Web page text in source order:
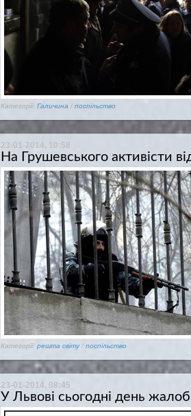
Категорії: Галичина / поспільство
23-01-2014, 10:58
На Грушевського активісти
Категорії: решта світу/поспільство
23-01-2014, 08:45
У Львові сьогодні день